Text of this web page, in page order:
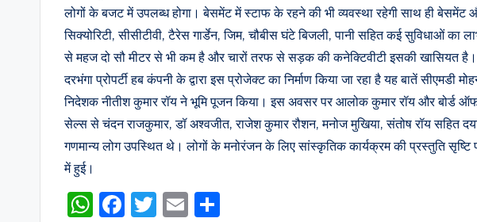
लोगों के बजट में उपलब्ध होगा। बेसमेंट में स्टाफ के रहने की भी व्यवस्था रहेगी साथ ही बेसमेंट
सिक्योरिटी, सीसीटीवी, टैरेस गार्डेन, जिम, चौबीस घंटे बिजली, पानी सहित कई सुविधाओं
से महज दो सौ मीटर से भी कम है और चारों तरफ से सड़क की कनेक्टिवीटी इसकी खासियत है।
दरभंगा प्रोपर्टी हब कंपनी के द्वारा इस प्रोजेक्ट का निर्माण किया जा रहा है यह बातें सीएमडी
निदेशक नीतीश कुमार रॉय ने भूमि पूजन किया। इस अवसर पर आलोक कुमार रॉय और बोर्ड
सेल्स से चंदन राजकुमार, डॉ अश्वजीत, राजेश कुमार रौशन, मनोज मुखिया, संतोष रॉय सहित
गणमान्य लोग उपस्थित थे। लोगों के मनोरंजन के लिए सांस्कृतिक कार्यक्रम की प्रस्तुति
में हुई।
W F
T
E